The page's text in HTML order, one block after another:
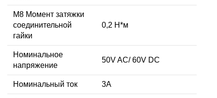
M8 Момент затяжки
соединительной
гайки
0,2 Н*м
Номинальное
напряжение
50V AC/ 60V DC
Номинальный ток 3А